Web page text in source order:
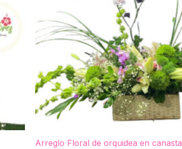
Arreglo Floral de orquidea en canasta